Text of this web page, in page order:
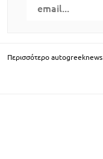
Περισσότερο autogreeknews